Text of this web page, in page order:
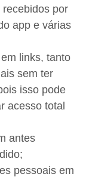
por
app e várias
links, tanto
sem ter
isso pode
acesso total
antes
pessoais em